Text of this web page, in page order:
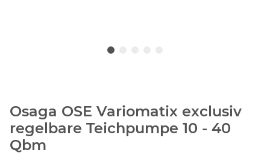
Osaga OSE Variomatix exclusiv
regelbare Teichpumpe 10 - 40
Qbm